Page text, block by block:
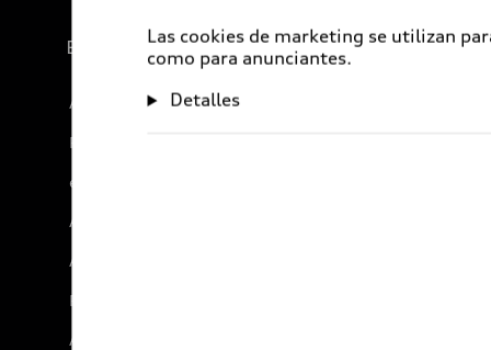
Experiencia
Audi Sport
Promociones
e-Newsletter
Audi internacional
Audi Go Green
Próximo Destino
Audi Exclusive
Las cookies de marketing se utilizan
como para anunciantes.
Detalles